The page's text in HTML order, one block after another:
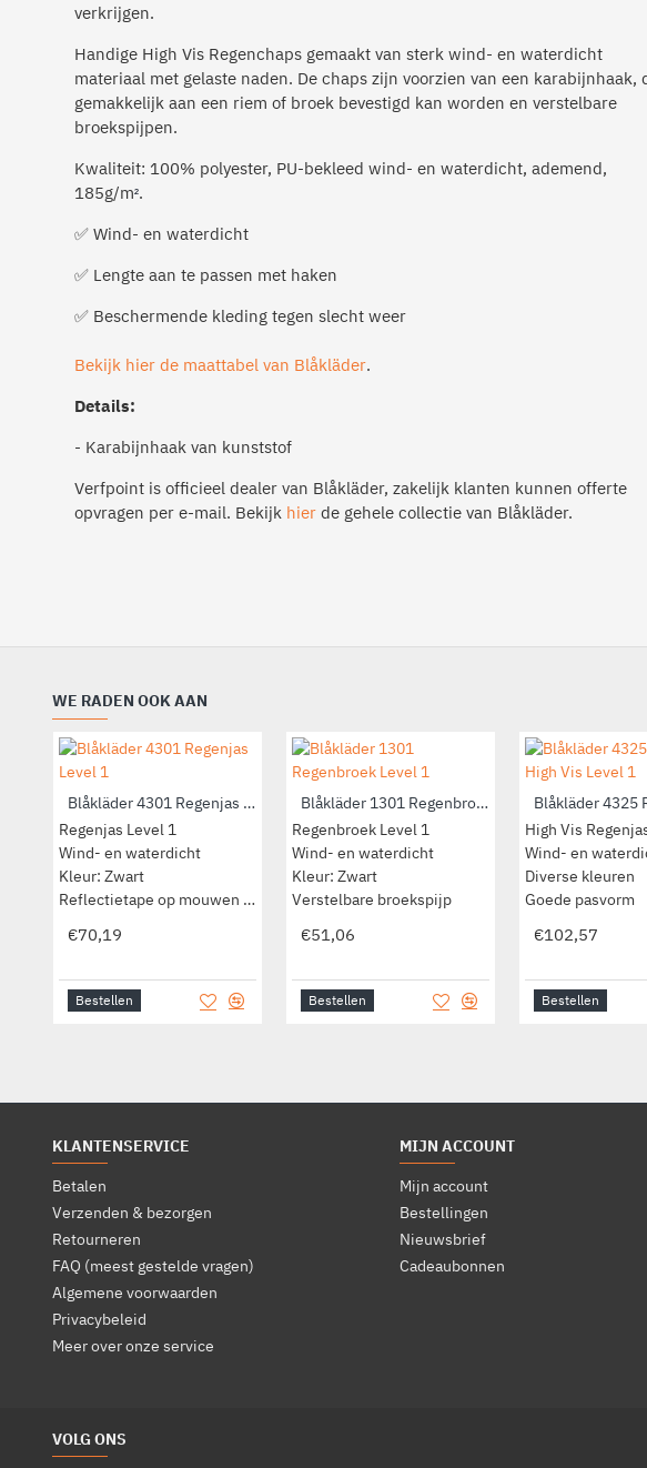
verkrijgen.
Handige High Vis Regenchaps gemaakt van sterk wind- en waterdicht
materiaal met gelaste naden. De chaps zijn voorzien van een karabijnhaak,
gemakkelijk aan een riem of broek bevestigd kan worden en verstelbare
broekspijpen.
Kwaliteit: 100% polyester, PU-bekleed wind- en waterdicht, ademend,
185g/m².
✅ Wind- en waterdicht
✅ Lengte aan te passen met haken
✅ Beschermende kleding tegen slecht weer
Bekijk hier de maattabel van Blåkläder.
Details:
- Karabijnhaak van kunststof
Verfpoint is officieel dealer van Blåkläder, zakelijk klanten kunnen offerte
opvragen per e-mail. Bekijk hier de gehele collectie van Blåkläder.
WE RADEN OOK AAN
Blåkläder 4301 Regenjas Level 1
Regenjas Level 1
Wind- en waterdicht
Kleur: Zwart
Reflectietape op mouwen en rug
€70,19
Bestellen
Blåkläder 1301 Regenbroek Level 1
Regenbroek Level 1
Wind- en waterdicht
Kleur: Zwart
Verstelbare broekspijp
€51,06
Bestellen
High Vis
Wind- en
Diverse kleuren
Goede pasvorm
€102,57
Bestellen
KLANTENSERVICE
Betalen
Verzenden & bezorgen
Retourneren
FAQ (meest gestelde vragen)
Algemene voorwaarden
Privacybeleid
Meer over onze service
MIJN ACCOUNT
Mijn account
Bestellingen
Nieuwsbrief
Cadeaubonnen
VOLG ONS